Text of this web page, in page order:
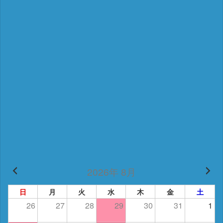
2026年 8月
日 月 火 水 木 金 土
26 27 28 29 30 31 1